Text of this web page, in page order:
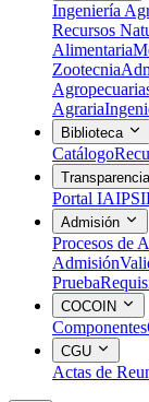
Ingeniería
Recursos
Alimentaria
Zootecnia
Agraria
Biblioteca
Catálogo
Portal IAIP
Admisión
Procesos de
Admisión
Prueba
COCOIN
Componentes
CGU
Actas de